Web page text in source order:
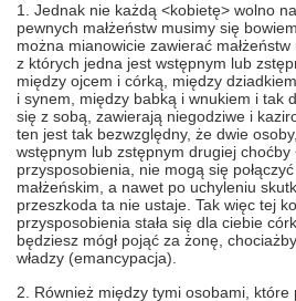
1. Jednak nie każdą <kobietę> wolno
pewnych małżeństw musimy się
można mianowicie zawierać
z których jedna jest wstępnym lub
między ojcem i córką, między
i synem, między babką i wnukiem i tak
się z sobą, zawierają niegodziwe i
ten jest tak bezwzględny, że dwie
wstępnym lub zstępnym drugiej choćby
przysposobienia, nie mogą się
małżeńskim, a nawet po uchyleniu
przeszkoda ta nie ustaje. Tak więc tej
przysposobienia stała się dla ciebie
będziesz mógł pojąć za żonę,
władzy (emancypacja).
2. Również między tymi osobami, które